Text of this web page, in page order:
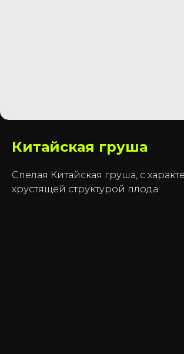
Китайская груша
Спелая Китайская груша, с
хрустящей структурой плода